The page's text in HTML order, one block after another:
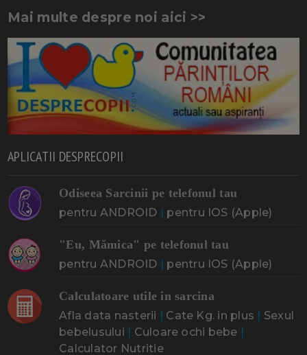
Mai multe despre noi aici >>
APLICATII DESPRECOPII
Odiseea Sarcinii pe telefonul tau
pentru ANDROID | pentru IOS (Apple)
"Eu, Mămica" pe telefonul tau
pentru ANDROID | pentru IOS (Apple)
Calculatoare utile in sarcina
Afla data nasterii | Cate Kg. in plus | Sexul
bebelusului | Culoare ochi bebe |
Calculator Nutritie